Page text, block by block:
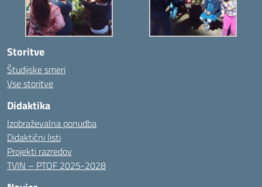
Storitve
Študijske smeri
Vse storitve
Didaktika
Izobraževalna ponudba
Didaktični listi
Projekti razredov
TVIN – PTOF 2025-2028